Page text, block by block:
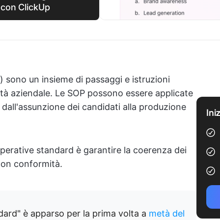
ClickUp
un insieme di passaggi e istruzioni
aziendale. Le SOP possono essere applicate
dei candidati alla produzione
standard è garantire la coerenza dei
conformità.
è apparso per la prima volta a metà del